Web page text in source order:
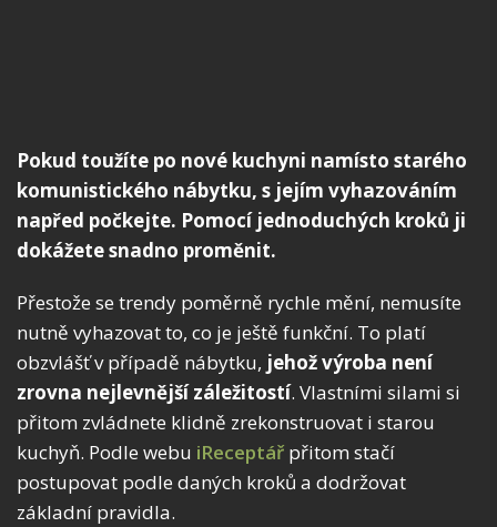
Pokud toužíte po nové kuchyni namísto starého
komunistického nábytku, s jejím vyhazováním
napřed počkejte. Pomocí jednoduchých kroků ji
dokážete snadno proměnit.
Přestože se trendy poměrně rychle mění, nemusíte
nutně vyhazovat to, co je ještě funkční. To platí
obzvlášť v případě nábytku, jehož výroba není
zrovna nejlevnější záležitostí. Vlastními silami si
přitom zvládnete klidně zrekonstruovat i starou
kuchyň. Podle webu iReceptář přitom stačí
postupovat podle daných kroků a dodržovat
základní pravidla.